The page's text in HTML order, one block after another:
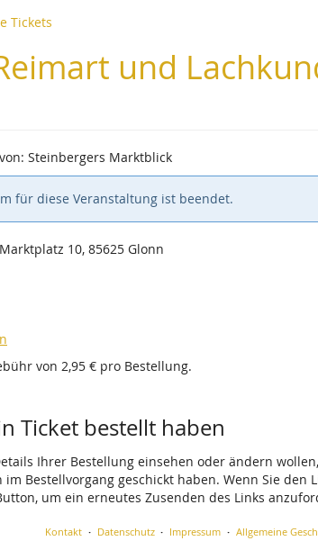
Tickets
und
Steinbergers Marktblick
für diese Veranstaltung ist beendet.
10, 85625 Glonn
von 2,95 € pro Bestellung.
Ticket bestellt haben
Ihrer Bestellung einsehen oder ändern
Bestellvorgang geschickt haben. Wenn Sie den
um ein erneutes Zusenden des Links
Kontakt Datenschutz Impressum Allgemeine